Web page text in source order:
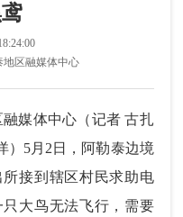
区融媒体中心
媒体中心 （记者 古扎
）5月2日，阿勒泰边境
接到辖区村民求助电
大鸟无法飞行，需要